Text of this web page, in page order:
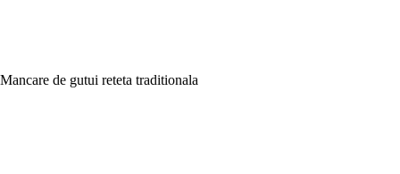
Mancare de gutui reteta traditionala